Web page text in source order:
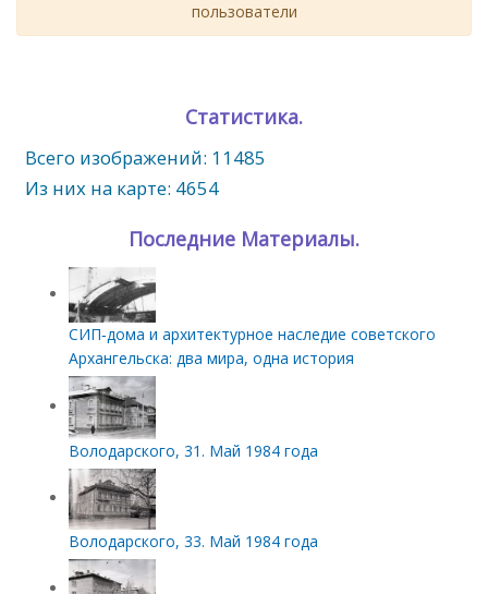
пользователи
Статистика.
Всего изображений: 11485
Из них на карте: 4654
Последние Материалы.
СИП‑дома и архитектурное наследие советского
Архангельска: два мира, одна история
Володарского, 31. Май 1984 года
Володарского, 33. Май 1984 года